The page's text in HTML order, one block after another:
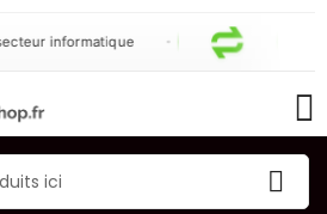
informatique